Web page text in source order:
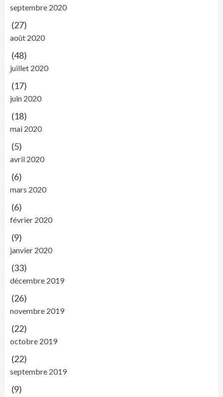
septembre 2020
(27)
août 2020
(48)
juillet 2020
(17)
juin 2020
(18)
mai 2020
(5)
avril 2020
(6)
mars 2020
(6)
février 2020
(9)
janvier 2020
(33)
décembre 2019
(26)
novembre 2019
(22)
octobre 2019
(22)
septembre 2019
(9)